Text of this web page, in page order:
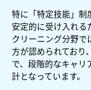
特に「特定技能」制
安定的に受け入れる
クリーニング分野で
方が認められており
で、段階的なキャリ
計となっています。